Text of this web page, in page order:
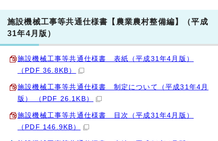
施設機械工事等共通仕様書【農業農村整備編】（平成
31年4月版）
施設機械工事等共通仕様書 表紙（平成31年4月版）
（PDF 36.8KB）
施設機械工事等共通仕様書 制定について（平成31年4月
版） （PDF 26.1KB）
施設機械工事等共通仕様書 目次（平成31年4月版）
（PDF 146.9KB）